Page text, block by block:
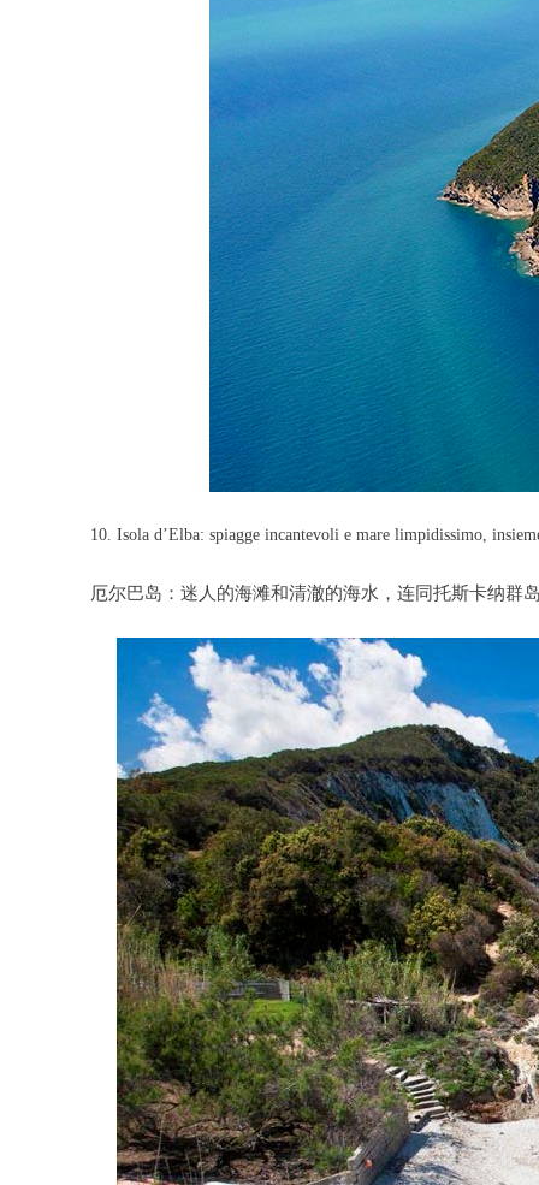
10. Isola d’Elba: spiagge incantevoli e mare limpidissimo,
厄尔巴岛：迷人的海滩和清澈的海水，连同托斯卡纳群